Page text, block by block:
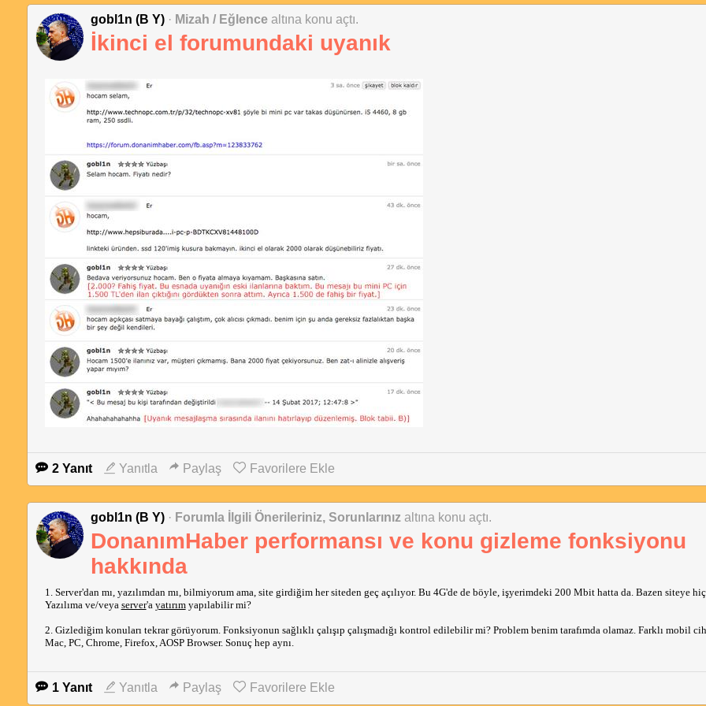
gobl1n (B Y) · Mizah / Eğlence altına konu açtı.
İkinci el forumundaki uyanık
2 Yanıt Yanıtla Paylaş Favorilere Ekle
gobl1n (B Y) · Forumla İlgili Önerileriniz, Sorunlarınız altına konu açtı.
DonanımHaber performansı ve konu gizleme fonksiyonu
hakkında
1. Server'dan mı, yazılımdan mı, bilmiyorum ama, site girdiğim her siteden geç açılıyor. Bu 4G'de de böyle, işyerimdeki 200 Mbit hatta da. Bazen siteye hiç
Yazılıma ve/veya server'a yatırımyapılabilir mi?
2. Gizlediğim konuları tekrar görüyorum. Fonksiyonun sağlıklı çalışıp çalışmadığı kontrol edilebilir mi? Problem benim tarafımda olamaz. Farklı mobil
Mac, PC, Chrome, Firefox, AOSP Browser. Sonuç hep aynı.
1 Yanıt Yanıtla Paylaş Favorilere Ekle